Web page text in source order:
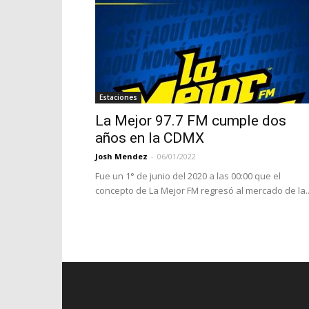
Estaciones
La Mejor 97.7 FM cumple dos
años en la CDMX
Josh Mendez - 06/01/2022
Fue un 1° de junio del 2020 a las 00:00 que el
concepto de La Mejor FM regresó al mercado de